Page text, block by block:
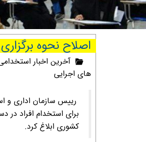
اصلاح نحوه
آخرین اخبار
های اجرایی
رییس سازمان اداری و
برای استخدام افراد
کشوری ابلاغ کرد.